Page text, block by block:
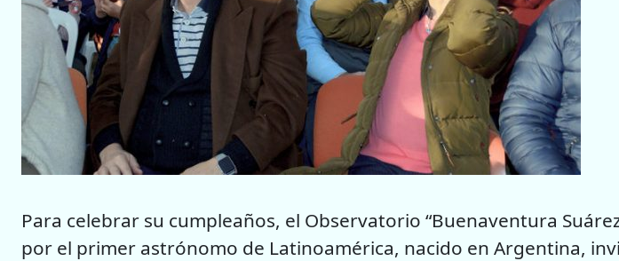
Para celebrar su cumpleaños, el Observatorio “Buenaventura
por el primer astrónomo de Latinoamérica, nacido en Argentina,